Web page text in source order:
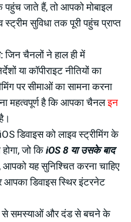
जाते हैं, तो आपको मोबाइल
सुविधा तक पूरी पहुंच प्राप्त
जिन चैनलों ने हाल ही में
या कॉपीराइट नीतियों का
पर सीमाओं का सामना करना
महत्वपूर्ण है कि आपका चैनलइन
डिवाइस को लाइव स्ट्रीमिंग के
जो कि iOS 8 या उसके बाद
यह सुनिश्चित करना चाहिए
डिवाइस स्थिर इंटरनेट
से समस्याओं और दंड से बचने के